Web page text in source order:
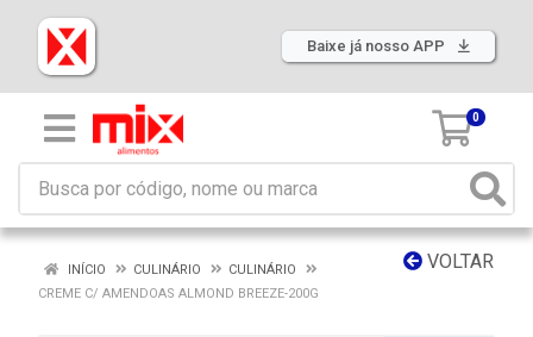
Baixe já nosso APP
0
VOLTAR
INÍCIO CULINÁRIO
CULINÁRIO
CREME C/ AMENDOAS ALMOND BREEZE-200G